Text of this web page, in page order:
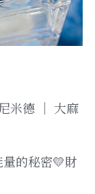
米德 ｜ 大麻
的秘密💛財